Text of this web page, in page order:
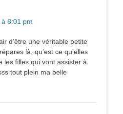
8:01 pm
d’être une véritable petite
là, qu’est ce qu’elles
les filles qui vont assister à
tout plein ma belle